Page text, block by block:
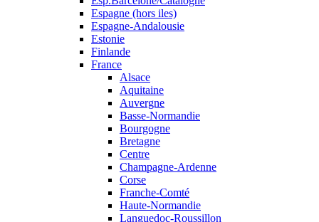
Espagne (hors iles)
Espagne-Andalousie
Estonie
Finlande
France
Alsace
Aquitaine
Auvergne
Basse-Normandie
Bourgogne
Bretagne
Centre
Champagne-Ardenne
Corse
Franche-Comté
Haute-Normandie
Languedoc-Roussillon